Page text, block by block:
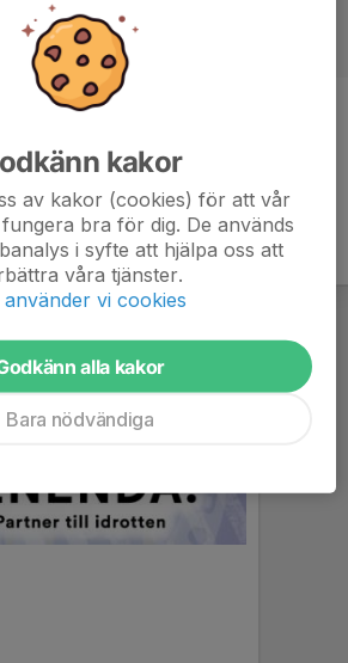
kakor
av kakor (cookies) för att vår
bra för dig. De används
i syfte att hjälpa oss att
våra tjänster.
använder vi cookies
alla kakor
Bara nödvändiga